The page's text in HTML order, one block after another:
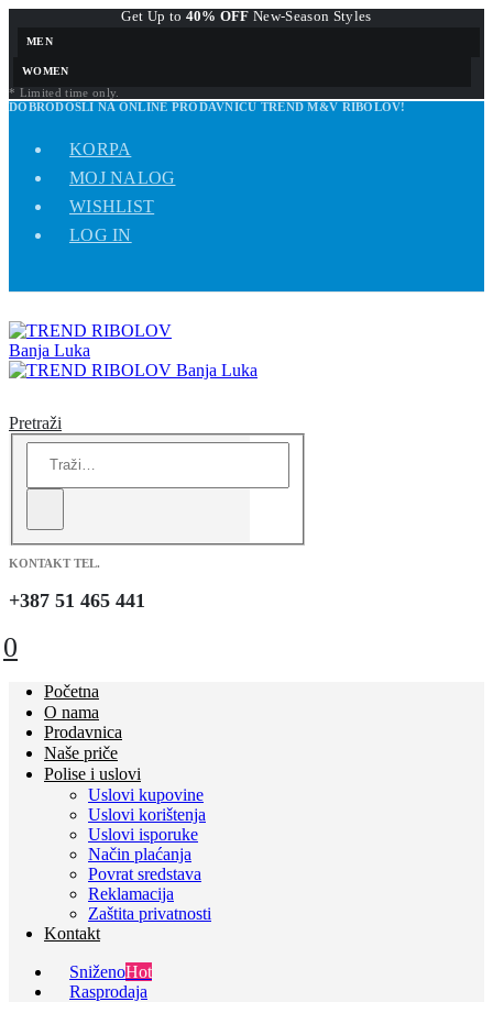
Get Up to 40% OFF New-Season Styles
MEN
WOMEN
* Limited time only.
DOBRODOŠLI NA ONLINE PRODAVNICU TREND M&V RIBOLOV!
KORPA
MOJ NALOG
WISHLIST
LOG IN
Pretraži
KONTAKT TEL.
+387 51 465 441
0
Početna
O nama
Prodavnica
Naše priče
Polise i uslovi
Uslovi kupovine
Uslovi korištenja
Uslovi isporuke
Način plaćanja
Povrat sredstava
Reklamacija
Zaštita privatnosti
Kontakt
SniženoHot
Rasprodaja